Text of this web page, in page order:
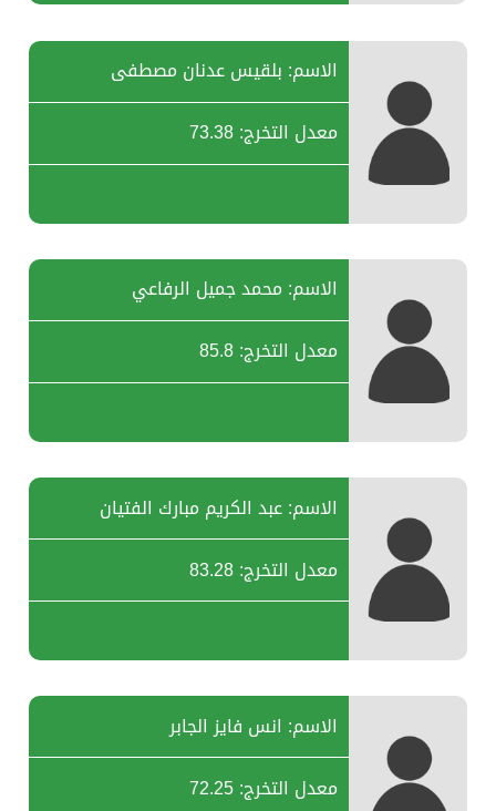
الاسم: بلقيس عدنان مصطفى
معدل التخرج: 73.38
الاسم: محمد جميل الرفاعي
معدل التخرج: 85.8
الاسم: عبد الكريم مبارك الفتيان
معدل التخرج: 83.28
الاسم: انس فايز الجابر
معدل التخرج: 72.25